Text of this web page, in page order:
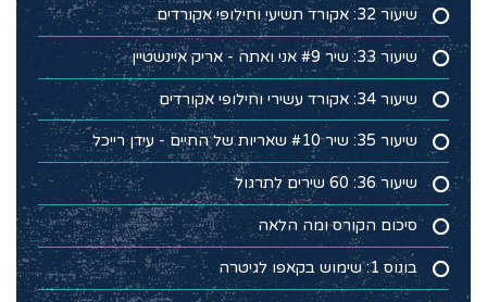
שיעור 32: אקורד תשיעי וחילופי אקורדים
שיעור 33: שיר #9 אני ואתה - אריק איינשטיין
שיעור 34: אקורד עשירי וחילופי אקורדים
שיעור 35: שיר #10 שאריות של החיים - עידן רייכל
שיעור 36: 60 שירים לתרגול
סיכום הקורס ומה הלאה
בונוס 1: שימוש בקאפו לגיטרה